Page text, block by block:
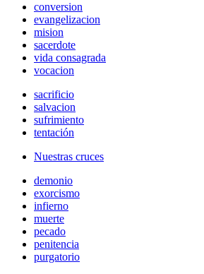
conversion
evangelizacion
mision
sacerdote
vida consagrada
vocacion
sacrificio
salvacion
sufrimiento
tentación
Nuestras cruces
demonio
exorcismo
infierno
muerte
pecado
penitencia
purgatorio